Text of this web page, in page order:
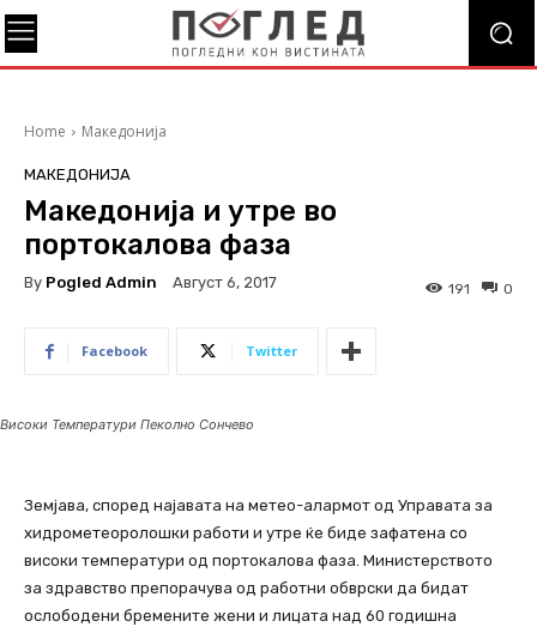
Home Македонија
МАКЕДОНИЈА
Македонија и утре во
портокалова фаза
By Pogled Admin Август 6, 2017 0
191
Facebook Twitter
Високи Температури Пеколно Сончево
Земјава, според најавата на метео-алармот од Управата за
хидрометеоролошки работи и утре ќе биде зафатена со
високи температури од портокалова фаза. Министерството
за здравство препорачува од работни обврски да бидат
ослободени бремените жени и лицата над 60 годишна